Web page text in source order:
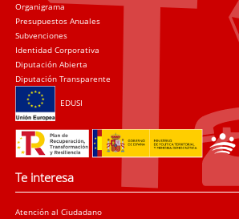
Organigrama
Presupuestos Anuales
Subvenciones
Identidad Corporativa
Diputación Abierta
Diputación Transparente
EDUSI
Te interesa
Atención al Ciudadano